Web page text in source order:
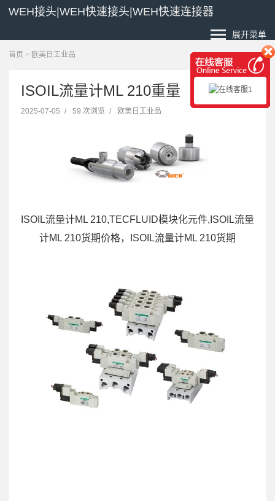
WEH接头|WEH快速接头|WEH快速连接器
展开菜单
首页 > 欧美日工业品
ISOIL流量计ML 210重量
2025-07-05 / 59 次浏览 / 欧美日工业品
ISOIL流量计ML 210,TECFLUID模块化元件,ISOIL流量
计ML 210货期价格，ISOIL流量计ML 210货期